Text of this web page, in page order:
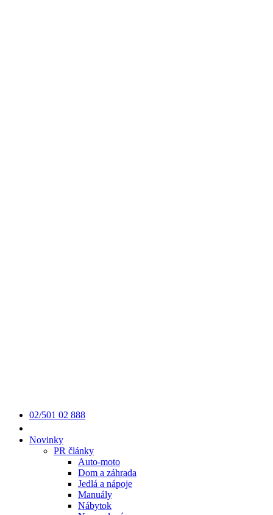
02/501 02 888
Novinky
PR články
Auto-moto
Dom a záhrada
Jedlá a nápoje
Manuály
Nábytok